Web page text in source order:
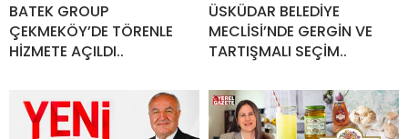
BATEK GROUP
ÇEKMEKÖY’DE TÖRENLE
HİZMETE AÇILDI..
ÜSKÜDAR BELEDİYE
MECLİSİ’NDE GERGİN VE
TARTIŞMALI SEÇİM..